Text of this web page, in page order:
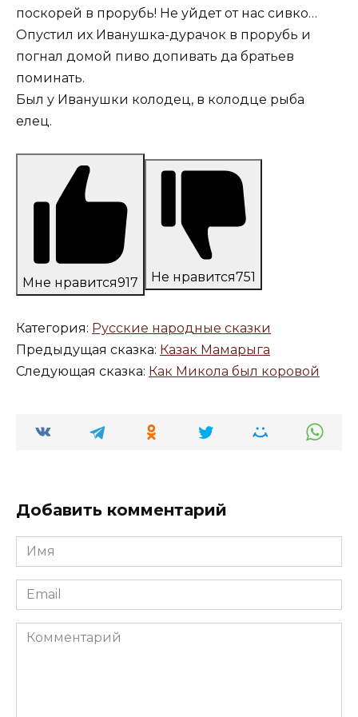
поскорей в прорубь! Не уйдет от нас сивко…
Опустил их Иванушка-дурачок в прорубь и
погнал домой пиво допивать да братьев
поминать.
Был у Иванушки колодец, в колодце рыба
елец.
Мне нравится917 Не нравится751
Категория: Русские народные сказки
Предыдущая сказка: Казак Мамарыга
Следующая сказка: Как Микола был коровой
Добавить комментарий
Имя
*
Email
*
Комментарий